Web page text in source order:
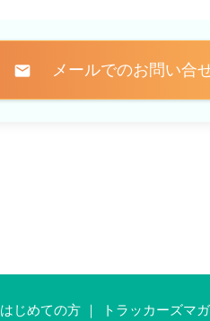
mail メールでのお問い合
はじめての方 トラッカーズマ